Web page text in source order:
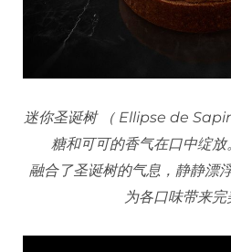
迷你圣诞树 （ Ellipse de
糖和可可的香气在口中绽放
融合了圣诞树的气息，静静漂
为各口味带来完